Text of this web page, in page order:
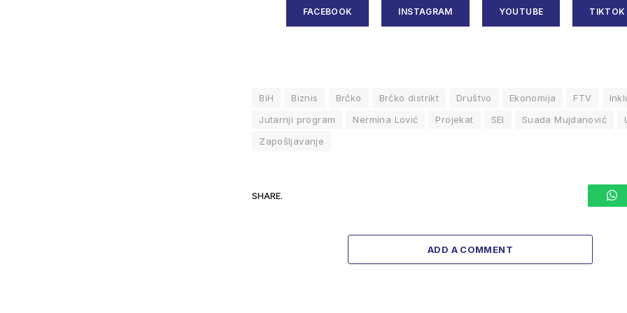
FACEBOOK INSTAGRAM YOUTUBE TIKTOK
BiH Biznis Brčko Brčko distrikt Društvo Ekonomija FTV
Jutarnji program
Nermina Lović Projekat SEI Suada Mujdanović
Zapošljavanje
SHARE.
ADD A COMMENT